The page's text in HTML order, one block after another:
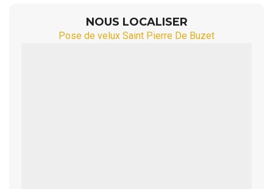
NOUS LOCALISER
Pose de velux Saint Pierre De Buzet